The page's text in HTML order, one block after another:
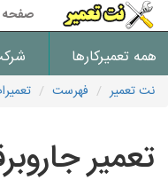
صفحه
همه تعمیرکارها
نت تعمیر فهرست
تعمیر